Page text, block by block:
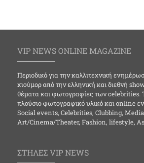
VIP NEWS ONLINE MAGAZINE
Περιοδικό για την καλλιτεχνική
χιούμορ από την ελληνική και διεθνή
θέματα και φωτογραφίες των celebrities.
πλούσιο φωτογραφικό υλικό και online
Social events, Celebrities, Clubbing,
Art/Cinema/Theater, Fashion, lifestyle,
ΣΤΗΛΕΣ VIP NEWS